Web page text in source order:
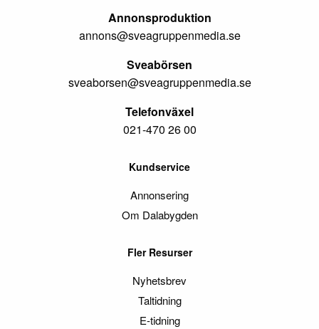
Annonsproduktion
annons@sveagruppenmedia.se
Sveabörsen
sveaborsen@sveagruppenmedia.se
Telefonväxel
021-470 26 00
Kundservice
Annonsering
Om Dalabygden
Fler Resurser
Nyhetsbrev
Taltidning
E-tidning